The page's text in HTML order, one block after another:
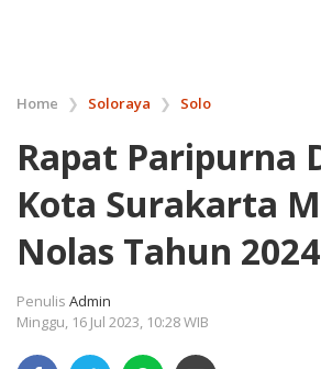
Home ❯ Soloraya ❯ Solo
Rapat Paripurna
Kota Surakarta
Nolas Tahun 2024
Penulis Admin
Minggu, 16 Jul 2023, 10:28 WIB